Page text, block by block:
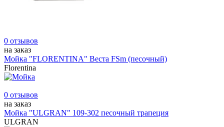
0 отзывов
на заказ
Мойка "FLORENTINA" Веста FSm (песочный)
Florentina
0 отзывов
на заказ
Мойка "ULGRAN" 109-302 песочный трапеция
ULGRAN